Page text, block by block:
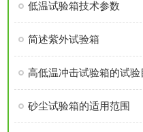
低温试验箱技术参数
简述紫外试验箱
高低温冲击试验箱的试
砂尘试验箱的适用范围